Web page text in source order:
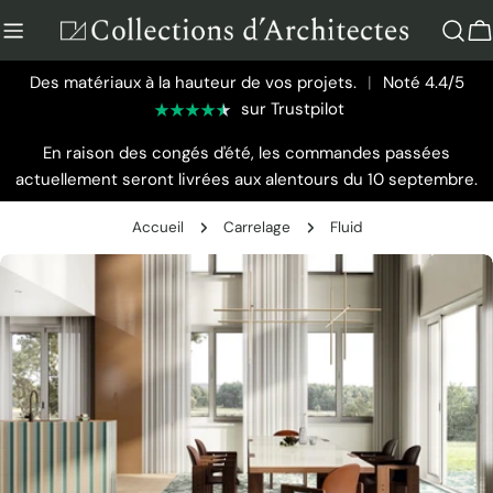
au
contenu
Des matériaux à la hauteur de vos projets. | Noté 4.4/5
sur Trustpilot
En raison des congés d'été, les commandes passées
actuellement seront livrées aux alentours du 10 septembre.
Accueil Carrelage Fluid
Passer
aux
informations
sur
produit
le média 0 en mode modal